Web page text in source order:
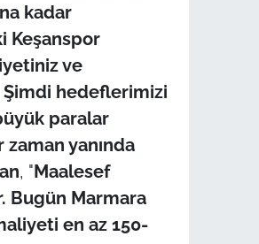
kadar
Keşanspor
ve
Şimdi hedeflerimizi
paralar
yanında
, "Maalesef
Bugün Marmara
en az 150-